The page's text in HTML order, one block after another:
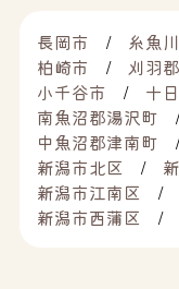
長岡市 糸魚
柏崎市
刈羽
小千谷市
十
南魚沼郡湯沢町
中魚沼郡津南町
新潟市北区
新潟市江南区
新潟市西蒲区